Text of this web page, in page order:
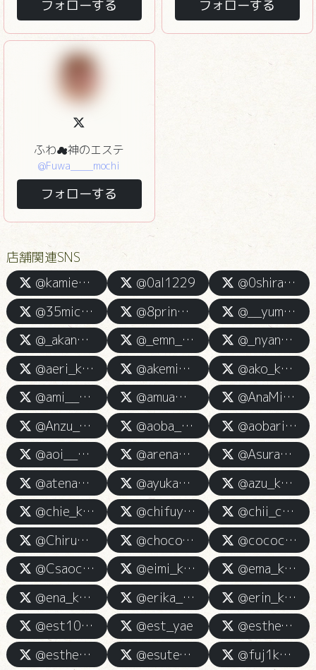
フォローする フォローする
ふわ☁神のエステ
@Fuwa____mochi
フォローする
店舗関連SNS
@kamiesu_akasaka
@0al1229
@0shira_tama0
@35mico35_
@8prince_rin_
@__yume_yume
@_akane_kamiS
@_emn_05
@_nyanyaho_
@aeri_kamiesu
@akemi_kamiesu
@ako_kamiesu
@ami__mia_kmi
@amuamu_ravi
@AnaMill90440408
@Anzu_esute
@aoba_kami
@aobarin_rin
@aoi__kamiesu
@arena6081731872
@AsuraKamiesu
@atena_kamiesu
@ayuka_kamiesu
@azu_kamiesu
@chie_kamiess
@chifuyu_kamino
@chii_chan888
@Chiruno_kami__
@choco__kami
@cococha__2525
@Csaocvj909204
@eimi_kaminoeste
@ema_kami77
@ena_kami
@erika_kamiesu
@erin_kamiesu
@est10_m
@est_yae
@esthe_Risako
@esthetic_Risako
@esute_soran
@fuj1k0chan_